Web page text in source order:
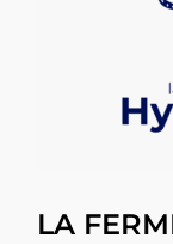
LA